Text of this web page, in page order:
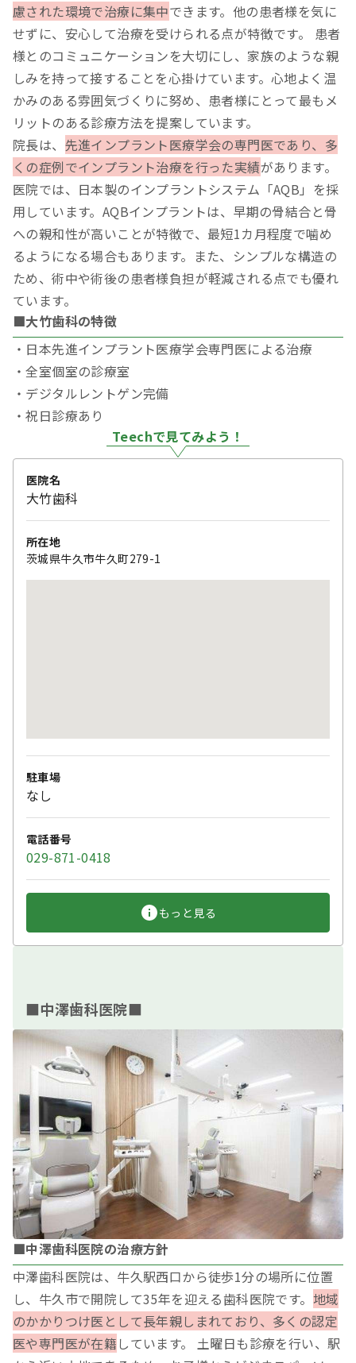
慮された環境で治療に集中できます。他の患者様を気に
せずに、安心して治療を受けられる点が特徴です。 患者
様とのコミュニケーションを大切にし、家族のような親
しみを持って接することを心掛けています。心地よく温
かみのある雰囲気づくりに努め、患者様にとって最もメ
リットのある診療方法を提案しています。
院長は、 先進インプラント医療学会の専門医であり、多
くの症例でインプラント治療を行った実績があります。
医院では、日本製のインプラントシステム「AQB」を採
用しています。AQBインプラントは、早期の骨結合と骨
への親和性が高いことが特徴で、最短1カ月程度で噛め
るようになる場合もあります。また、シンプルな構造の
ため、術中や術後の患者様負担が軽減される点でも優れ
ています。
■大竹歯科の特徴
・日本先進インプラント医療学会専門医による治療
・全室個室の診療室
・デジタルレントゲン完備
・祝日診療あり
Teechで見てみよう！
医院名
大竹歯科
所在地
茨城県牛久市牛久町279-1
駐車場
なし
電話番号
029-871-0418
もっと見る
■中澤歯科医院■
■中澤歯科医院の治療方針
中澤歯科医院は、牛久駅西口から徒歩1分の場所に位置
し、牛久市で開院して35年を迎える歯科医院です。 地域
のかかりつけ医として長年親しまれており、多くの認定
医や専門医が在籍 しています。 土曜日も診療を行い、駅